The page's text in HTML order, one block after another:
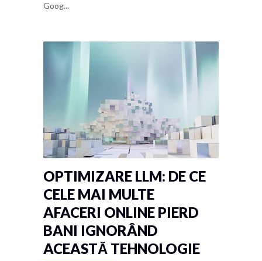
Goog...
OPTIMIZARE LLM: DE CE
CELE MAI MULTE
AFACERI ONLINE PIERD
BANI IGNORÂND
ACEASTĂ TEHNOLOGIE